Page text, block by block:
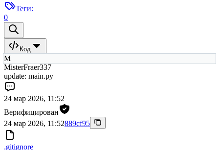
Теги:
0
Код
M
MisterFraer337
update: main.py
24 мар 2026, 11:52
Верифицирован
24 мар 2026, 11:52889cf95
.gitignore